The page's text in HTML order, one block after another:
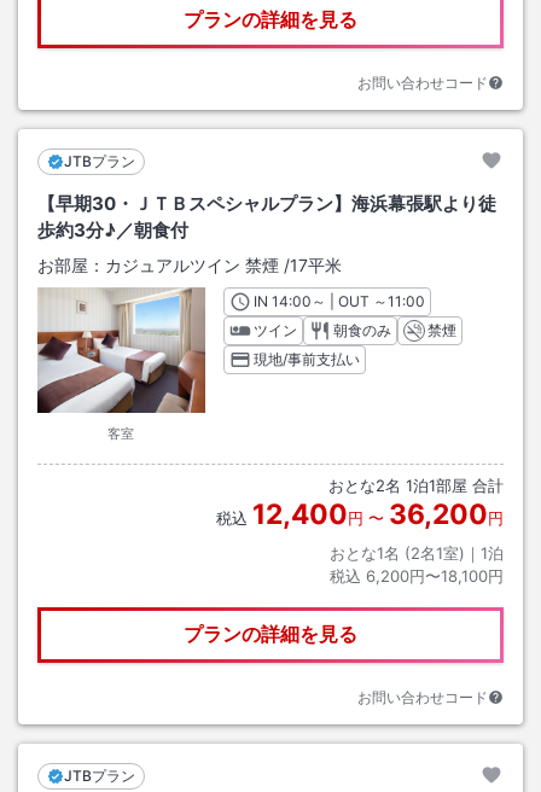
プランの詳細を見る
お問い合わせコード
JTBプラン
【早期30・ＪＴＢスペシャルプラン】海浜幕張駅より徒
歩約3分♪／朝食付
お部屋： カジュアルツイン 禁煙 /17平米
客室
INチェックイン
14:00 ～ | OUT チェックアウト
～11:00
ツイン
朝食のみ
禁煙
現地/事前支払い
おとな2名 1泊1部屋 合計
税込 12,400円 〜 36,200円
おとな1名 (2名1室)｜ 1泊
税込 6,200円〜18,100円
プランの詳細を見る
お問い合わせコード
JTBプラン